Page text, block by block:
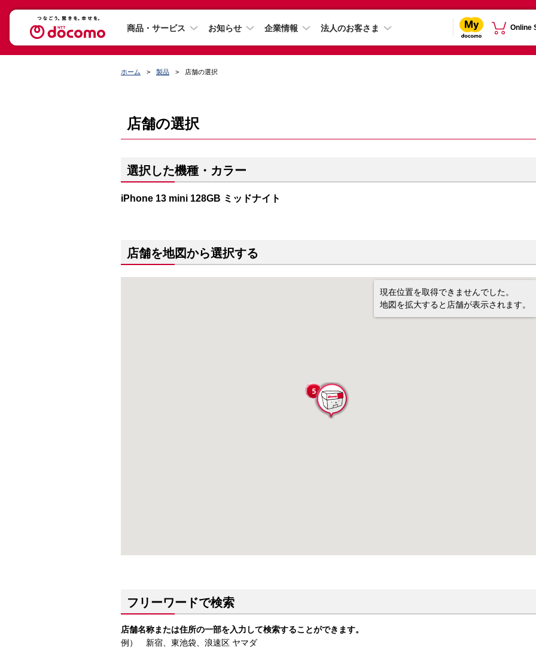
商品・サービス お知らせ 企業情報 法人のお客さま Online
ホーム 製品 店舗の選択
店舗の選択
選択した機種・カラー
iPhone 13 mini 128GB ミッドナイト
店舗を地図から選択する
現在位置を取得できませんでした。
地図を拡大すると店舗が表示されます。
フリーワードで検索
店舗名称または住所の一部を入力して検索することができます。
例） 新宿、東池袋、浪速区 ヤマダ